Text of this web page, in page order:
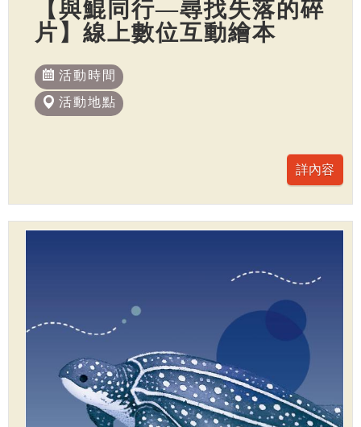
【與鯤同行—尋找失落的碎
片】線上數位互動繪本
活動時間
活動地點